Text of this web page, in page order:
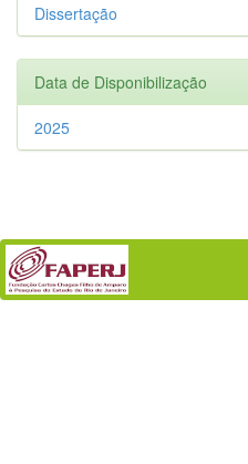
Dissertação
Data de Disponibilização
2025